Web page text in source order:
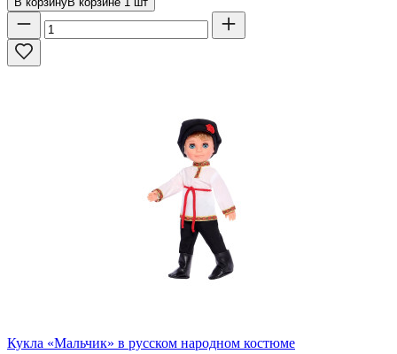
Кукла «Мальчик» в русском народном костюме